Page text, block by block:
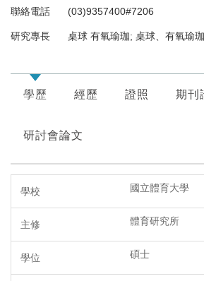
聯絡電話 (03)9357400#7206
研究專長 桌球 有氧瑜珈; 桌球、有氧瑜珈
學歷 經歷 證照 期刊
研討會論文
國立體育大學
體育研究所
碩士